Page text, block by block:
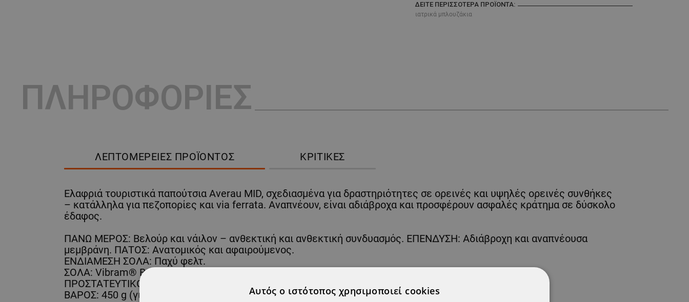
ΔΕΊΤΕ ΠΕΡΙΣΣΌΤΕΡΑ ΠΡΟΪΌΝΤΑ:
ιατρικά μπλουζάκια
ΠΛΗΡΟΦΟΡΙΕΣ
ΛΕΠΤΟΜΈΡΕΙΕΣ ΠΡΟΪΌΝΤΟΣ ΚΡΙΤΙΚΈΣ
Ελαφριά τουριστικά παπούτσια Averau MID, σχεδιασμένα για δραστηριότητες σε ορεινές και υψηλές ορεινές συνθήκες
– κατάλληλα για πεζοπορίες και via ferrata. Αναπνέουν, είναι αδιάβροχα και προσφέρουν ασφαλές κράτημα σε δύσκολο
έδαφος.
ΠΑΝΩ ΜΕΡΟΣ: Βελούρ και νάιλον – ανθεκτική και ανθεκτική συνδυασμός. ΕΠΕΝΔΥΣΗ: Αδιάβροχη και αναπνέουσα
μεμβράνη. ΠΑΤΟΣ: Ανατομικός και αφαιρούμενος.
ΕΝΔΙΑΜΕΣΗ ΣΟΛΑ: Παχύ φελτ.
ΣΟΛΑ: Vibram® Barwa με ενδιάμεσο στρώμα PU.
ΠΡΟΣΤΑΤΕΥΤΙΚΟ ΔΑΚΤΥΛΩΝ: ΟΧΙ.
ΒΑΡΟΣ: 450 g (για ένα παπούτσι).
Αυτός ο ιστότοπος χρησιμοποιεί cookies